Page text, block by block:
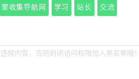
聚收集导航网 学习 站长 交流